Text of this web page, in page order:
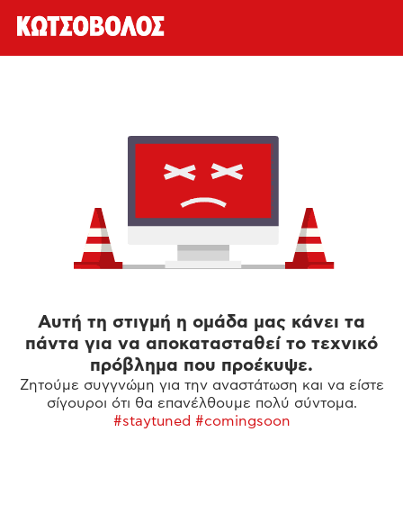
Αυτή τη στιγμή η ομάδα μας κάνει τα
πάντα για να αποκατασταθεί το τεχνικό
πρόβλημα που προέκυψε.
Ζητούμε συγγνώμη για την αναστάτωση και να είστε
σίγουροι ότι θα επανέλθουμε πολύ σύντομα.
#staytuned #comingsoon